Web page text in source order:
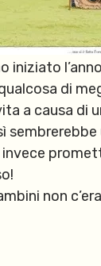
iniziato
di
a causa di
non